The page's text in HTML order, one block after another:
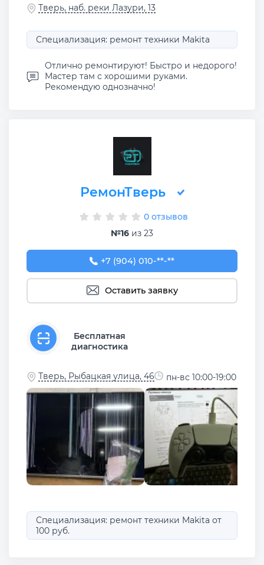
Тверь, наб. реки Лазури, 13
Специализация: ремонт техники Makita
Отлично ремонтируют! Быстро и недорого!
Мастер там с хорошими руками.
Рекомендую однозначно!
РемонТверь
0 отзывов
№16 из 23
+7 (904) 010-99-47
+7 (904) 010-**-**
Оставить заявку
Бесплатная
диагностика
Тверь, Рыбацкая улица, 46 пн-вс 10:00-19:00
Специализация: ремонт техники Makita от
100 руб.